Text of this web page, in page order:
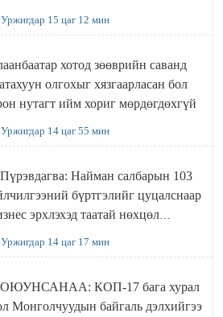
Уржигдар 15 цаг 12 мин
хотод зөөврийн саванд
олгохыг хязгаарласан бол
нутагт ийм хориг мөрдөгдөхгүй
Уржигдар 14 цаг 55 мин
Найман салбарын 103
бүртгэлийг цуцалснаар
эрхлэхэд таатай нөхцөл
Уржигдар 14 цаг 17 мин
КОП-17 бага хурал
Монголчуудын байгаль дэлхийгээ